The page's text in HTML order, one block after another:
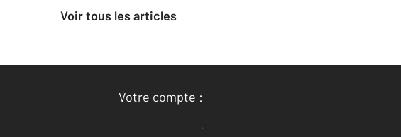
Voir tous les articles
Votre compte :
Accéder à mon compte